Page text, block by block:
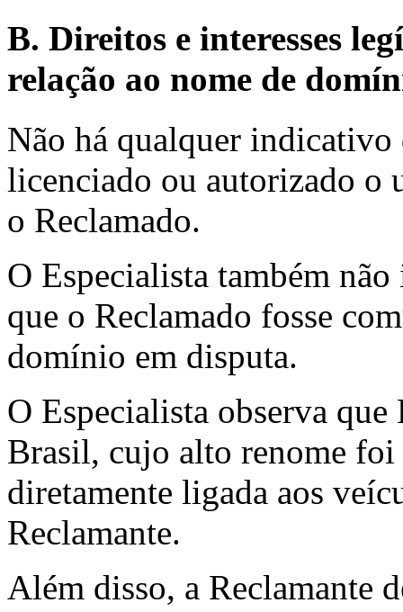
B. Direitos e interesses
relação ao nome de
Não há qualquer indicativo
licenciado ou autorizado o
o Reclamado.
O Especialista também
que o Reclamado fosse
domínio em disputa.
O Especialista observa
Brasil, cujo alto renome
diretamente ligada aos
Reclamante.
Além disso, a Reclamante